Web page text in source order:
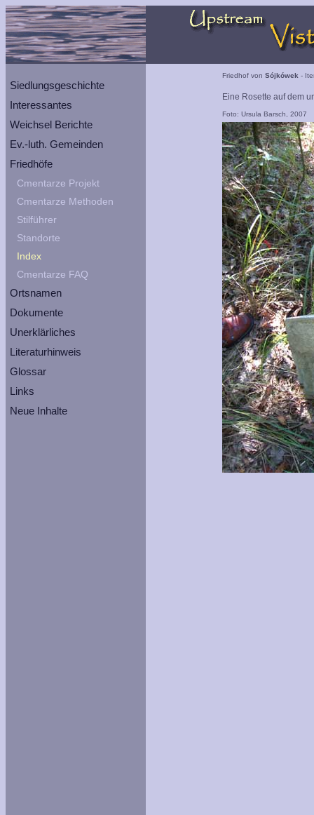
Siedlungsgeschichte
Interessantes
Weichsel Berichte
Ev.-luth. Gemeinden
Friedhöfe
Cmentarze Projekt
Cmentarze Methoden
Stilführer
Standorte
Index
Cmentarze FAQ
Ortsnamen
Dokumente
Unerklärliches
Literaturhinweis
Glossar
Links
Neue Inhalte
Friedhof von Sójkówek -
Eine Rosette auf dem
Foto: Ursula Barsch, 2007